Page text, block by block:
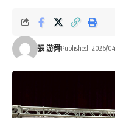
張 游舜Published: 2026/